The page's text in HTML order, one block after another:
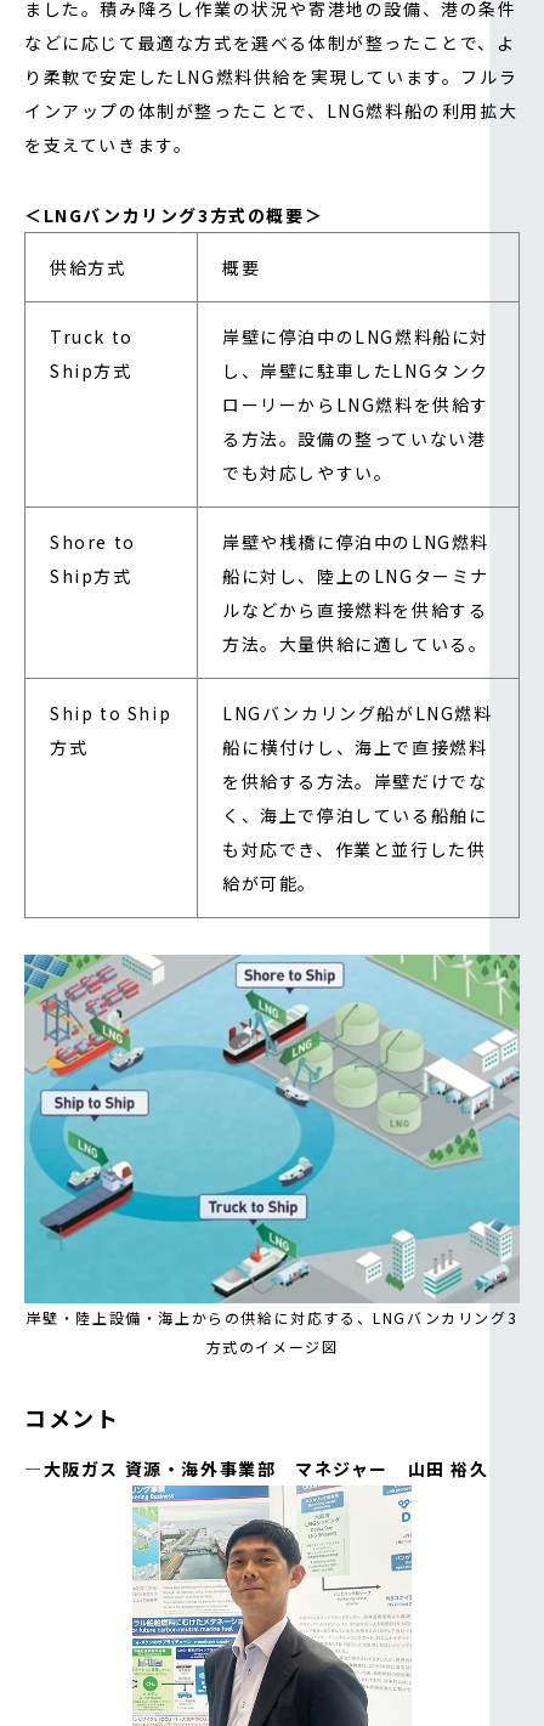
ました。積み降ろし作業の状況や寄港地の設備、港の条件
などに応じて最適な方式を選べる体制が整ったことで、よ
り柔軟で安定したLNG燃料供給を実現しています。フルラ
インアップの体制が整ったことで、LNG燃料船の利用拡大
を支えていきます。
＜LNGバンカリング3方式の概要＞
供給方式 概要
Truck to
Ship方式
岸壁に停泊中のLNG燃料船に対
し、岸壁に駐車したLNGタンク
ローリーからLNG燃料を供給す
る方法。設備の整っていない港
でも対応しやすい。
Shore to
Ship方式
岸壁や桟橋に停泊中のLNG燃料
船に対し、陸上のLNGターミナ
ルなどから直接燃料を供給する
方法。大量供給に適している。
Ship to Ship
方式
LNGバンカリング船がLNG燃料
船に横付けし、海上で直接燃料
を供給する方法。岸壁だけでな
く、海上で停泊している船舶に
も対応でき、作業と並行した供
給が可能。
岸壁・陸上設備・海上からの供給に対応する、LNGバンカリング3
方式のイメージ図
コメント
―大阪ガス 資源・海外事業部 マネジャー 山田 裕久